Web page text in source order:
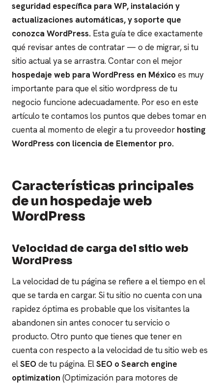
seguridad específica para WP, instalación y
actualizaciones automáticas, y soporte que
conozca WordPress. Esta guía te dice exactamente
qué revisar antes de contratar — o de migrar, si tu
sitio actual ya se arrastra.Contar con el mejor
hospedaje web para WordPress en México es muy
importante para que el sitio wordpress de tu
negocio funcione adecuadamente. Por eso en este
artículo te contamos los puntos que debes tomar en
cuenta al momento de elegir a tu proveedor hosting
WordPress con licencia de Elementor pro.
Características principales
de un hospedaje web
WordPress
Velocidad de carga del sitio web
WordPress
La velocidad de tu página se refiere a el tiempo en el
que se tarda en cargar. Si tu sitio no cuenta con una
rapidez óptima es probable que los visitantes la
abandonen sin antes conocer tu servicio o
producto.Otro punto que tienes que tener en
cuenta con respecto a la velocidad de tu sitio web es
elSEO de tu página. ElSEO o Search engine
optimization (Optimización para motores de